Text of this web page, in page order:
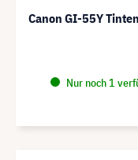
Canon GI-55Y
Nur noch 1